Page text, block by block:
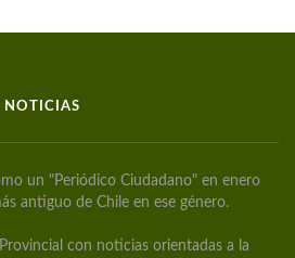
NOTICIAS
un "Periódico Ciudadano" en enero
antiguo de Chile en ese género.
con noticias orientadas a la